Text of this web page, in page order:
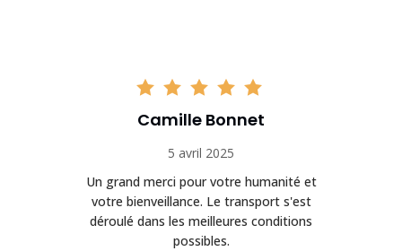
Camille Bonnet
5 avril 2025
Un grand merci pour votre humanité et
votre bienveillance. Le transport s'est
déroulé dans les meilleures conditions
possibles.